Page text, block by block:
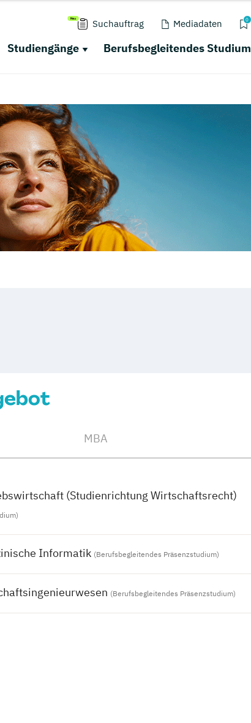
Suchauftrag Mediadaten 0
Studiengänge Berufsbegleitendes Studium
MBA
(Studienrichtung Wirtschaftsrecht)
Informatik (Berufsbegleitendes Präsenzstudium)
(Berufsbegleitendes Präsenzstudium)